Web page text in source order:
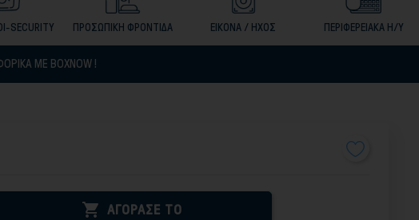
ΕΙΚΟΝΑ / ΗΧΟΣ ΠΕΡΙΦΕΡΕΙΑΚΑ Η/Υ
ΠΡΟΣΩΠΙΚΗ ΦΡΟΝΤΙΔΑ
SECURITY
ΜΕ BOXNOW !
 ΑΓΟΡΑΣΕ ΤΟ